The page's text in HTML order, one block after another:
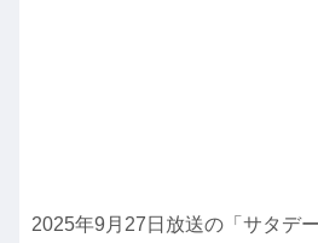
2025年9月27日放送の「サタデー